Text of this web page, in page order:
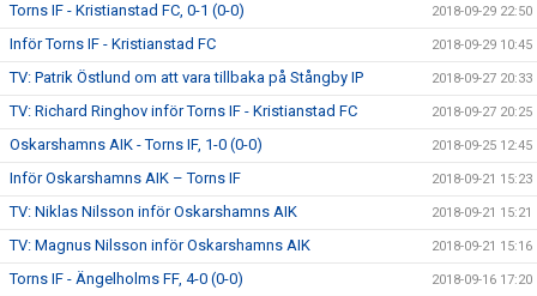
Torns IF - Kristianstad FC, 0-1 (0-0) 2018-09-29 22:50
Inför Torns IF - Kristianstad FC 2018-09-29 10:45
TV: Patrik Östlund om att vara tillbaka på Stångby IP 2018-09-27 20:33
TV: Richard Ringhov inför Torns IF - Kristianstad FC 2018-09-27 20:25
Oskarshamns AIK - Torns IF, 1-0 (0-0) 2018-09-25 12:45
Inför Oskarshamns AIK – Torns IF 2018-09-21 15:23
TV: Niklas Nilsson inför Oskarshamns AIK 2018-09-21 15:21
TV: Magnus Nilsson inför Oskarshamns AIK 2018-09-21 15:16
Torns IF - Ängelholms FF, 4-0 (0-0) 2018-09-16 17:20